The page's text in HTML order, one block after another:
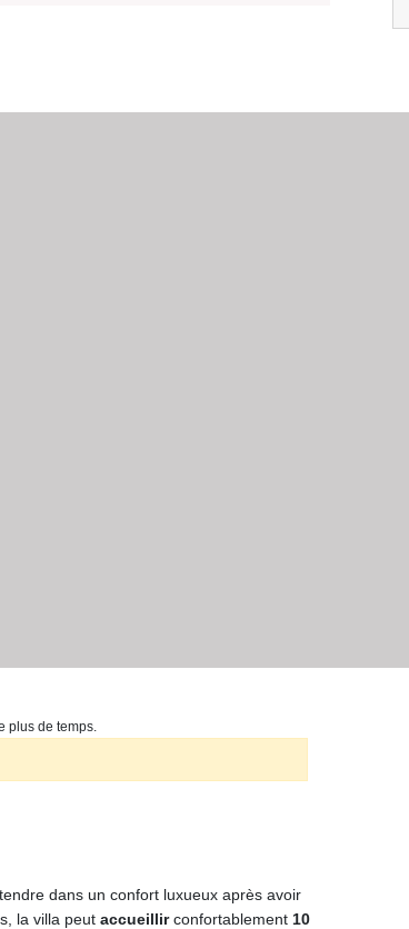
plus de temps.
dans un confort luxueux après avoir
la villa peut accueillirconfortablement 10